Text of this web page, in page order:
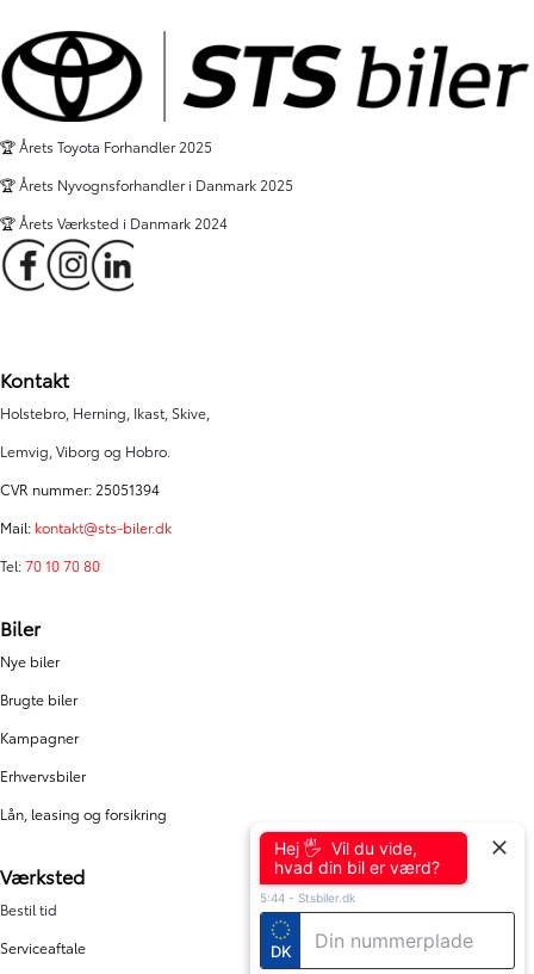
🏆 Årets Toyota Forhandler 2025
🏆 Årets Nyvognsforhandler i Danmark 2025
🏆 Årets Værksted i Danmark 2024
Kontakt
Holstebro, Herning, Ikast, Skive,
Lemvig, Viborg og Hobro.
CVR nummer: 25051394
Mail: kontakt@sts-biler.dk
Tel:70 10 70 80
Biler
Nye biler
Brugte biler
Kampagner
Erhvervsbiler
Lån, leasing og forsikring
Værksted
Bestil tid
Serviceaftale
Hej 🖐 Vil du vide,
hvad din bil er værd?
5:44 - Stsbiler.dk
DK